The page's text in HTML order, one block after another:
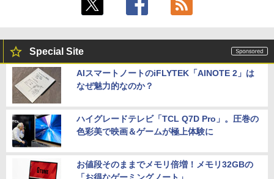
Special Site
AIスマートノートのiFLYTEK「AINOTE 2」は
なぜ魅力的なのか？
ハイグレードテレビ「TCL Q7D Pro」。圧巻の
色彩美で映画＆ゲームが極上体験に
お値段そのままでメモリ倍増！メモリ32GBの